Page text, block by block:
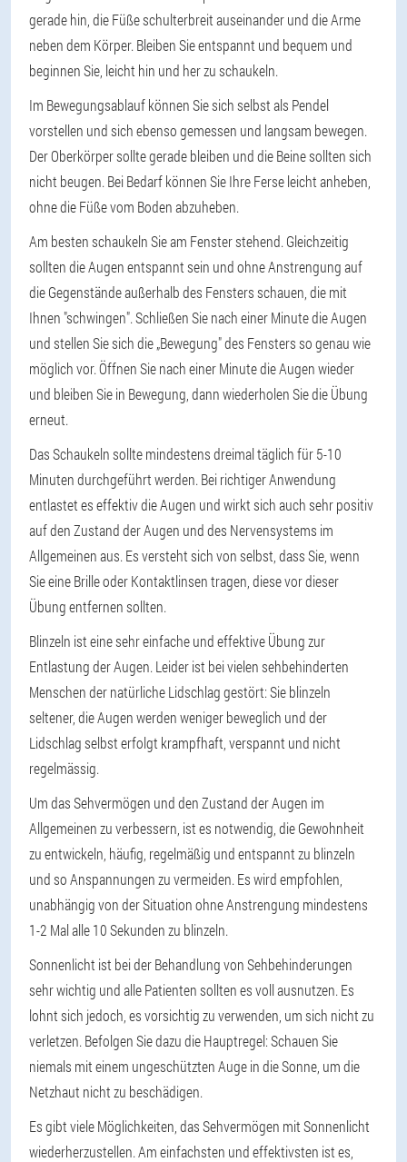
gerade hin, die Füße schulterbreit auseinander und die Arme
neben dem Körper. Bleiben Sie entspannt und bequem und
beginnen Sie, leicht hin und her zu schaukeln.
Im Bewegungsablauf können Sie sich selbst als Pendel
vorstellen und sich ebenso gemessen und langsam bewegen.
Der Oberkörper sollte gerade bleiben und die Beine sollten sich
nicht beugen. Bei Bedarf können Sie Ihre Ferse leicht anheben,
ohne die Füße vom Boden abzuheben.
Am besten schaukeln Sie am Fenster stehend. Gleichzeitig
sollten die Augen entspannt sein und ohne Anstrengung auf
die Gegenstände außerhalb des Fensters schauen, die mit
Ihnen "schwingen". Schließen Sie nach einer Minute die Augen
und stellen Sie sich die „Bewegung" des Fensters so genau wie
möglich vor. Öffnen Sie nach einer Minute die Augen wieder
und bleiben Sie in Bewegung, dann wiederholen Sie die Übung
erneut.
Das Schaukeln sollte mindestens dreimal täglich für 5-10
Minuten durchgeführt werden. Bei richtiger Anwendung
entlastet es effektiv die Augen und wirkt sich auch sehr positiv
auf den Zustand der Augen und des Nervensystems im
Allgemeinen aus. Es versteht sich von selbst, dass Sie, wenn
Sie eine Brille oder Kontaktlinsen tragen, diese vor dieser
Übung entfernen sollten.
Blinzeln ist eine sehr einfache und effektive Übung zur
Entlastung der Augen. Leider ist bei vielen sehbehinderten
Menschen der natürliche Lidschlag gestört: Sie blinzeln
seltener, die Augen werden weniger beweglich und der
Lidschlag selbst erfolgt krampfhaft, verspannt und nicht
regelmässig.
Um das Sehvermögen und den Zustand der Augen im
Allgemeinen zu verbessern, ist es notwendig, die Gewohnheit
zu entwickeln, häufig, regelmäßig und entspannt zu blinzeln
und so Anspannungen zu vermeiden. Es wird empfohlen,
unabhängig von der Situation ohne Anstrengung mindestens
1-2 Mal alle 10 Sekunden zu blinzeln.
Sonnenlicht ist bei der Behandlung von Sehbehinderungen
sehr wichtig und alle Patienten sollten es voll ausnutzen. Es
lohnt sich jedoch, es vorsichtig zu verwenden, um sich nicht zu
verletzen. Befolgen Sie dazu die Hauptregel: Schauen Sie
niemals mit einem ungeschützten Auge in die Sonne, um die
Netzhaut nicht zu beschädigen.
Es gibt viele Möglichkeiten, das Sehvermögen mit Sonnenlicht
wiederherzustellen. Am einfachsten und effektivsten ist es,